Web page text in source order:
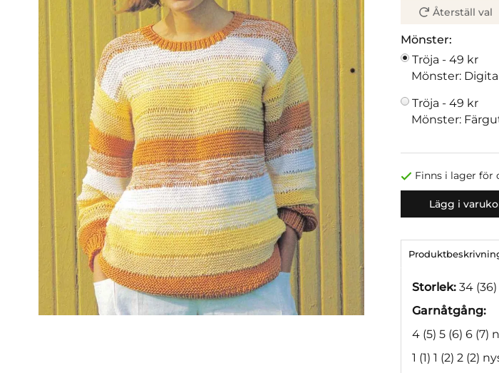
Återställ val
Mönster:
Tröja - 49 kr
Mönster:
Tröja - 49 kr
Mönster:
Finns i lager för
Lägg i
Storlek: 34
Garnåtgång:
4 (5) 5 (6) 6 (7)
1 (1) 1 (2) 2 (2)